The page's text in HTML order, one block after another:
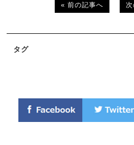
« 前の記事へ
タグ